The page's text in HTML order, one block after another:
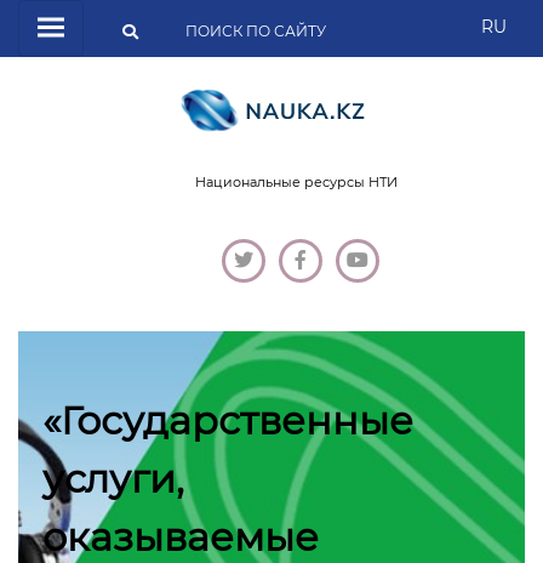
RU
Национальные ресурсы НТИ
«Государственные
услуги,
оказываемые